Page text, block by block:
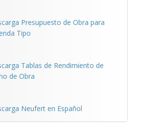
Presupuesto de Obra para
Tipo
Tablas de Rendimiento de
de Obra
Neufert en Español